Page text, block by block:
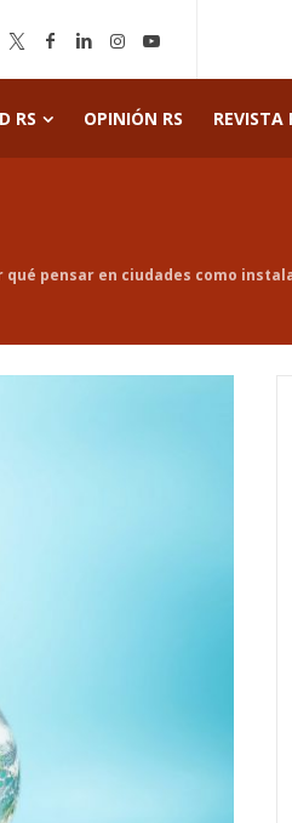
RS OPINIÓN RS REVISTA
qué pensar en ciudades como